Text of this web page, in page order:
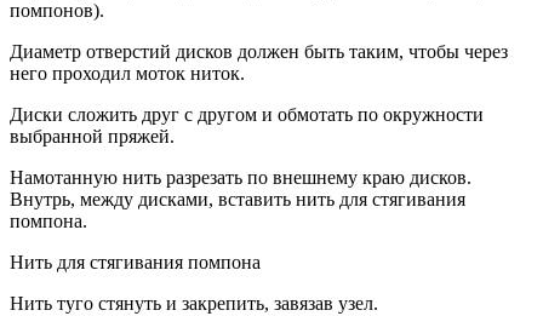
помпонов).
Диаметр отверстий дисков должен быть таким, чтобы через
него проходил моток ниток.
Диски сложить друг с другом и обмотать по окружности
выбранной пряжей.
Намотанную нить разрезать по внешнему краю дисков.
Внутрь, между дисками, вставить нить для стягивания
помпона.
Нить для стягивания помпона
Нить туго стянуть и закрепить, завязав узел.